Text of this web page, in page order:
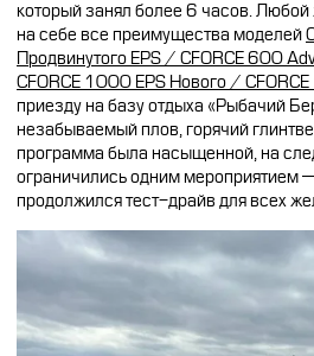
который занял более 6 часов.
на себе все преимущества моделей
Продвинутого EPS / CFORCE 600
CFORCE 1000 EPS Нового /
приезду на базу отдыха «Рыбачий
незабываемый плов, горячий
программа была насыщенной, на
ограничились одним мероприятием
продолжился тест-драйв для всех